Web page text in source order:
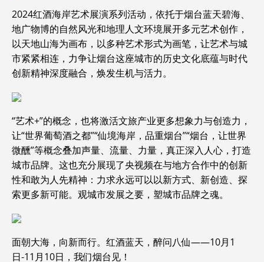
2024红酒海岸艺术展演系列活动，依托于烟台蓝天碧海、
地广物博的自然风光和地理人文环境展开多元艺术创作，
以天地山海为画布，以多种艺术形式为画笔，让艺术与城
市紧紧相连，力争让烟台这座城市的历史文化底蕴与时代
创新精神深度融合，焕发生机与活力。
“艺术+”的概念，也将激活文旅产业更多想象力与创造力，
让“世界葡萄酒之都”“仙境海岸，品重烟台”“烟台，让世界
微醺”等概念叠加声量、流量、力量，真正深入人心，打造
城市品牌。这也充分展现了央视频在与地方合作中的创新
性和敢为人先精神：力求永远可以以新方式、新创造、探
索更多新可能。观城市发展之要，塑城市品牌之魂。
面朝大海，向新而行。红酒蓝天，醉问八仙——10月1
日-11月10日，我们烟台见！